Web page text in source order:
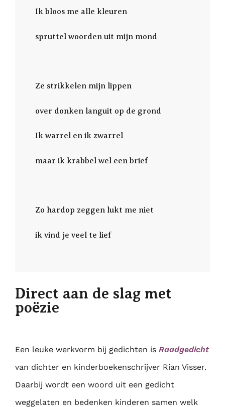
Ik bloos me alle kleuren
spruttel woorden uit mijn mond
Ze strikkelen mijn lippen
over donken languit op de grond
Ik warrel en ik zwarrel
maar ik krabbel wel een brief
Zo hardop zeggen lukt me niet
ik vind je veel te lief
Direct aan de slag met
poëzie
Een leuke werkvorm bij gedichten is Raadgedicht
van dichter en kinderboekenschrijver Rian Visser.
Daarbij wordt een woord uit een gedicht
weggelaten en bedenken kinderen samen welk